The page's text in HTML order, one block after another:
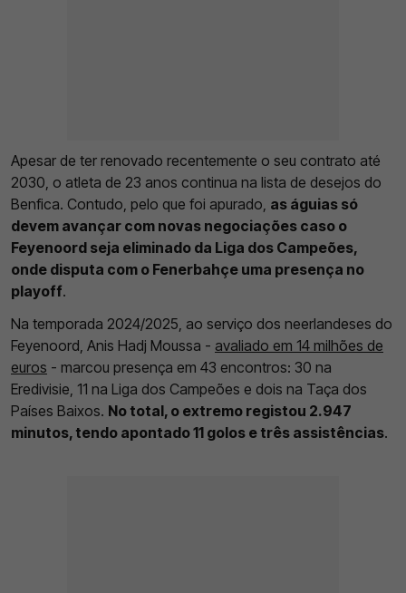
Apesar de ter renovado recentemente o seu contrato até
2030, o atleta de 23 anos continua na lista de desejos do
Benfica. Contudo, pelo que foi apurado, as águias só
devem avançar com novas negociações caso o
Feyenoord seja eliminado da Liga dos Campeões,
onde disputa com o Fenerbahçe uma presença no
playoff.
Na temporada 2024/2025, ao serviço dos neerlandeses do
Feyenoord, Anis Hadj Moussa - avaliado em 14 milhões de
euros - marcou presença em 43 encontros: 30 na
Eredivisie, 11 na Liga dos Campeões e dois na Taça dos
Países Baixos. No total, o extremo registou 2.947
minutos, tendo apontado 11 golos e três assistências.